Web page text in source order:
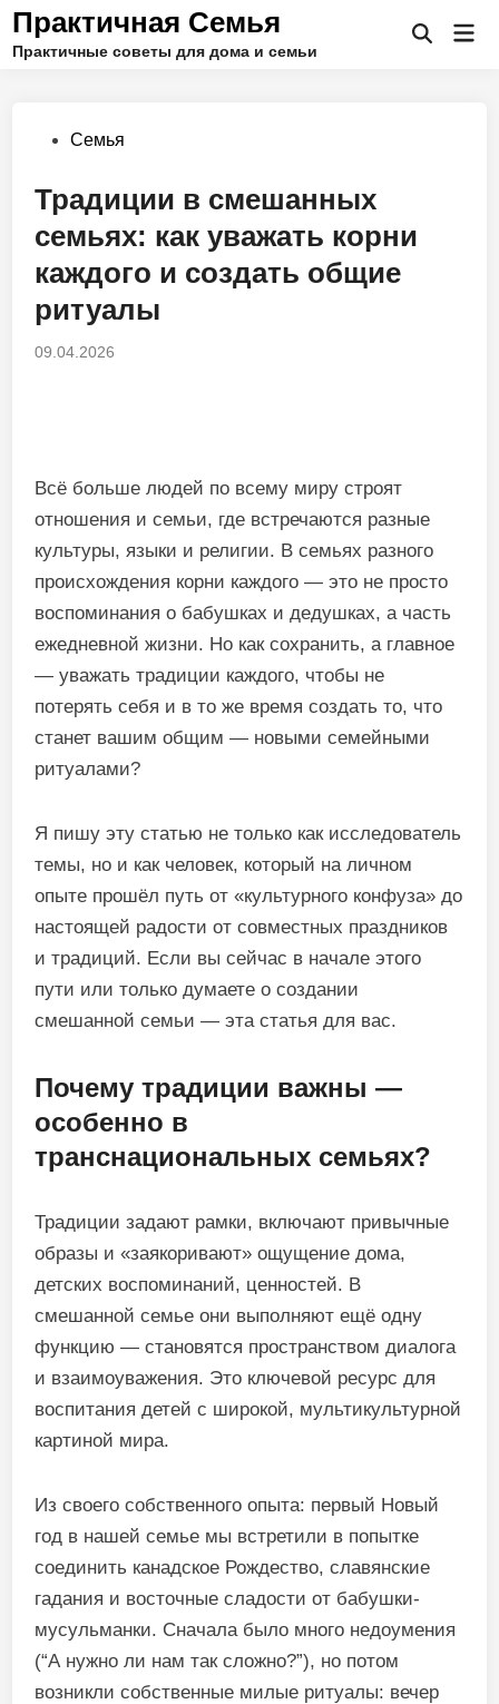
Перейти
содержимому
Практичная Семья
Практичные советы для дома и семьи
Открыть
Опубликовано
Семья
Традиции в смешанных
семьях: как уважать корни
каждого и создать общие
ритуалы
09.04.2026
Всё больше людей по всему миру строят
отношения и семьи, где встречаются разные
культуры, языки и религии. В семьях разного
происхождения корни каждого — это не просто
воспоминания о бабушках и дедушках, а часть
ежедневной жизни. Но как сохранить, а главное
— уважать традиции каждого, чтобы не
потерять себя и в то же время создать то, что
станет вашим общим — новыми семейными
ритуалами?
Я пишу эту статью не только как исследователь
темы, но и как человек, который на личном
опыте прошёл путь от «культурного конфуза» до
настоящей радости от совместных праздников
и традиций. Если вы сейчас в начале этого
пути или только думаете о создании
смешанной семьи — эта статья для вас.
Почему традиции важны —
особенно в
транснациональных семьях?
Традиции задают рамки, включают привычные
образы и «заякоривают» ощущение дома,
детских воспоминаний, ценностей. В
смешанной семье они выполняют ещё одну
функцию — становятся пространством диалога
и взаимоуважения. Это ключевой ресурс для
воспитания детей с широкой, мультикультурной
картиной мира.
Из своего собственного опыта: первый Новый
год в нашей семье мы встретили в попытке
соединить канадское Рождество, славянские
гадания и восточные сладости от бабушки-
мусульманки. Сначала было много недоумения
(“А нужно ли нам так сложно?”), но потом
возникли собственные милые ритуалы: вечер